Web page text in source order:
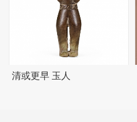
清或更早 玉人